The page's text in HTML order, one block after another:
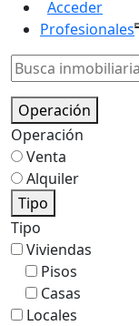
Acceder
Profesionales
Operación
Operación
Venta
Alquiler
Tipo
Tipo
Viviendas
Pisos
Casas
Locales